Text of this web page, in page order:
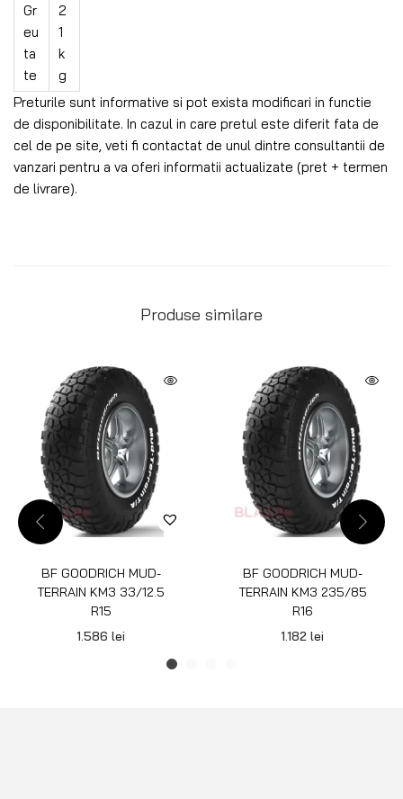
Gr
eu
ta
te
2
1
k
g
Preturile sunt informative si pot exista modificari in functie
de disponibilitate. In cazul in care pretul este diferit fata de
cel de pe site, veti fi contactat de unul dintre consultantii de
vanzari pentru a va oferi informatii actualizate (pret + termen
de livrare).
Produse similare
BF GOODRICH MUD-
TERRAIN KM3 33/12.5
R15
1.586 lei
BF GOODRICH MUD-
TERRAIN KM3 235/85
R16
1.182 lei